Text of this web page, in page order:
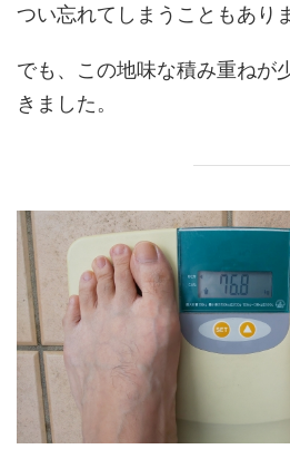
つい忘れてしまうこともあり
でも、この地味な積み重ねが
きました。